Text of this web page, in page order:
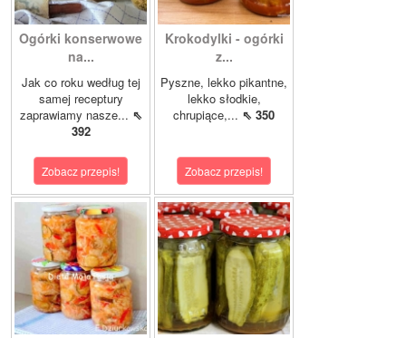
Ogórki konserwowe
na...
Jak co roku według tej
samej receptury
zaprawiamy nasze... ⇖
392
Zobacz przepis!
Krokodylki - ogórki
z...
Pyszne, lekko pikantne,
lekko słodkie,
chrupiące,... ⇖ 350
Zobacz przepis!